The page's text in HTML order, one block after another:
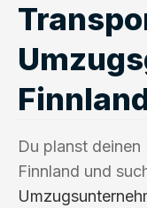
Du planst
Finnland und